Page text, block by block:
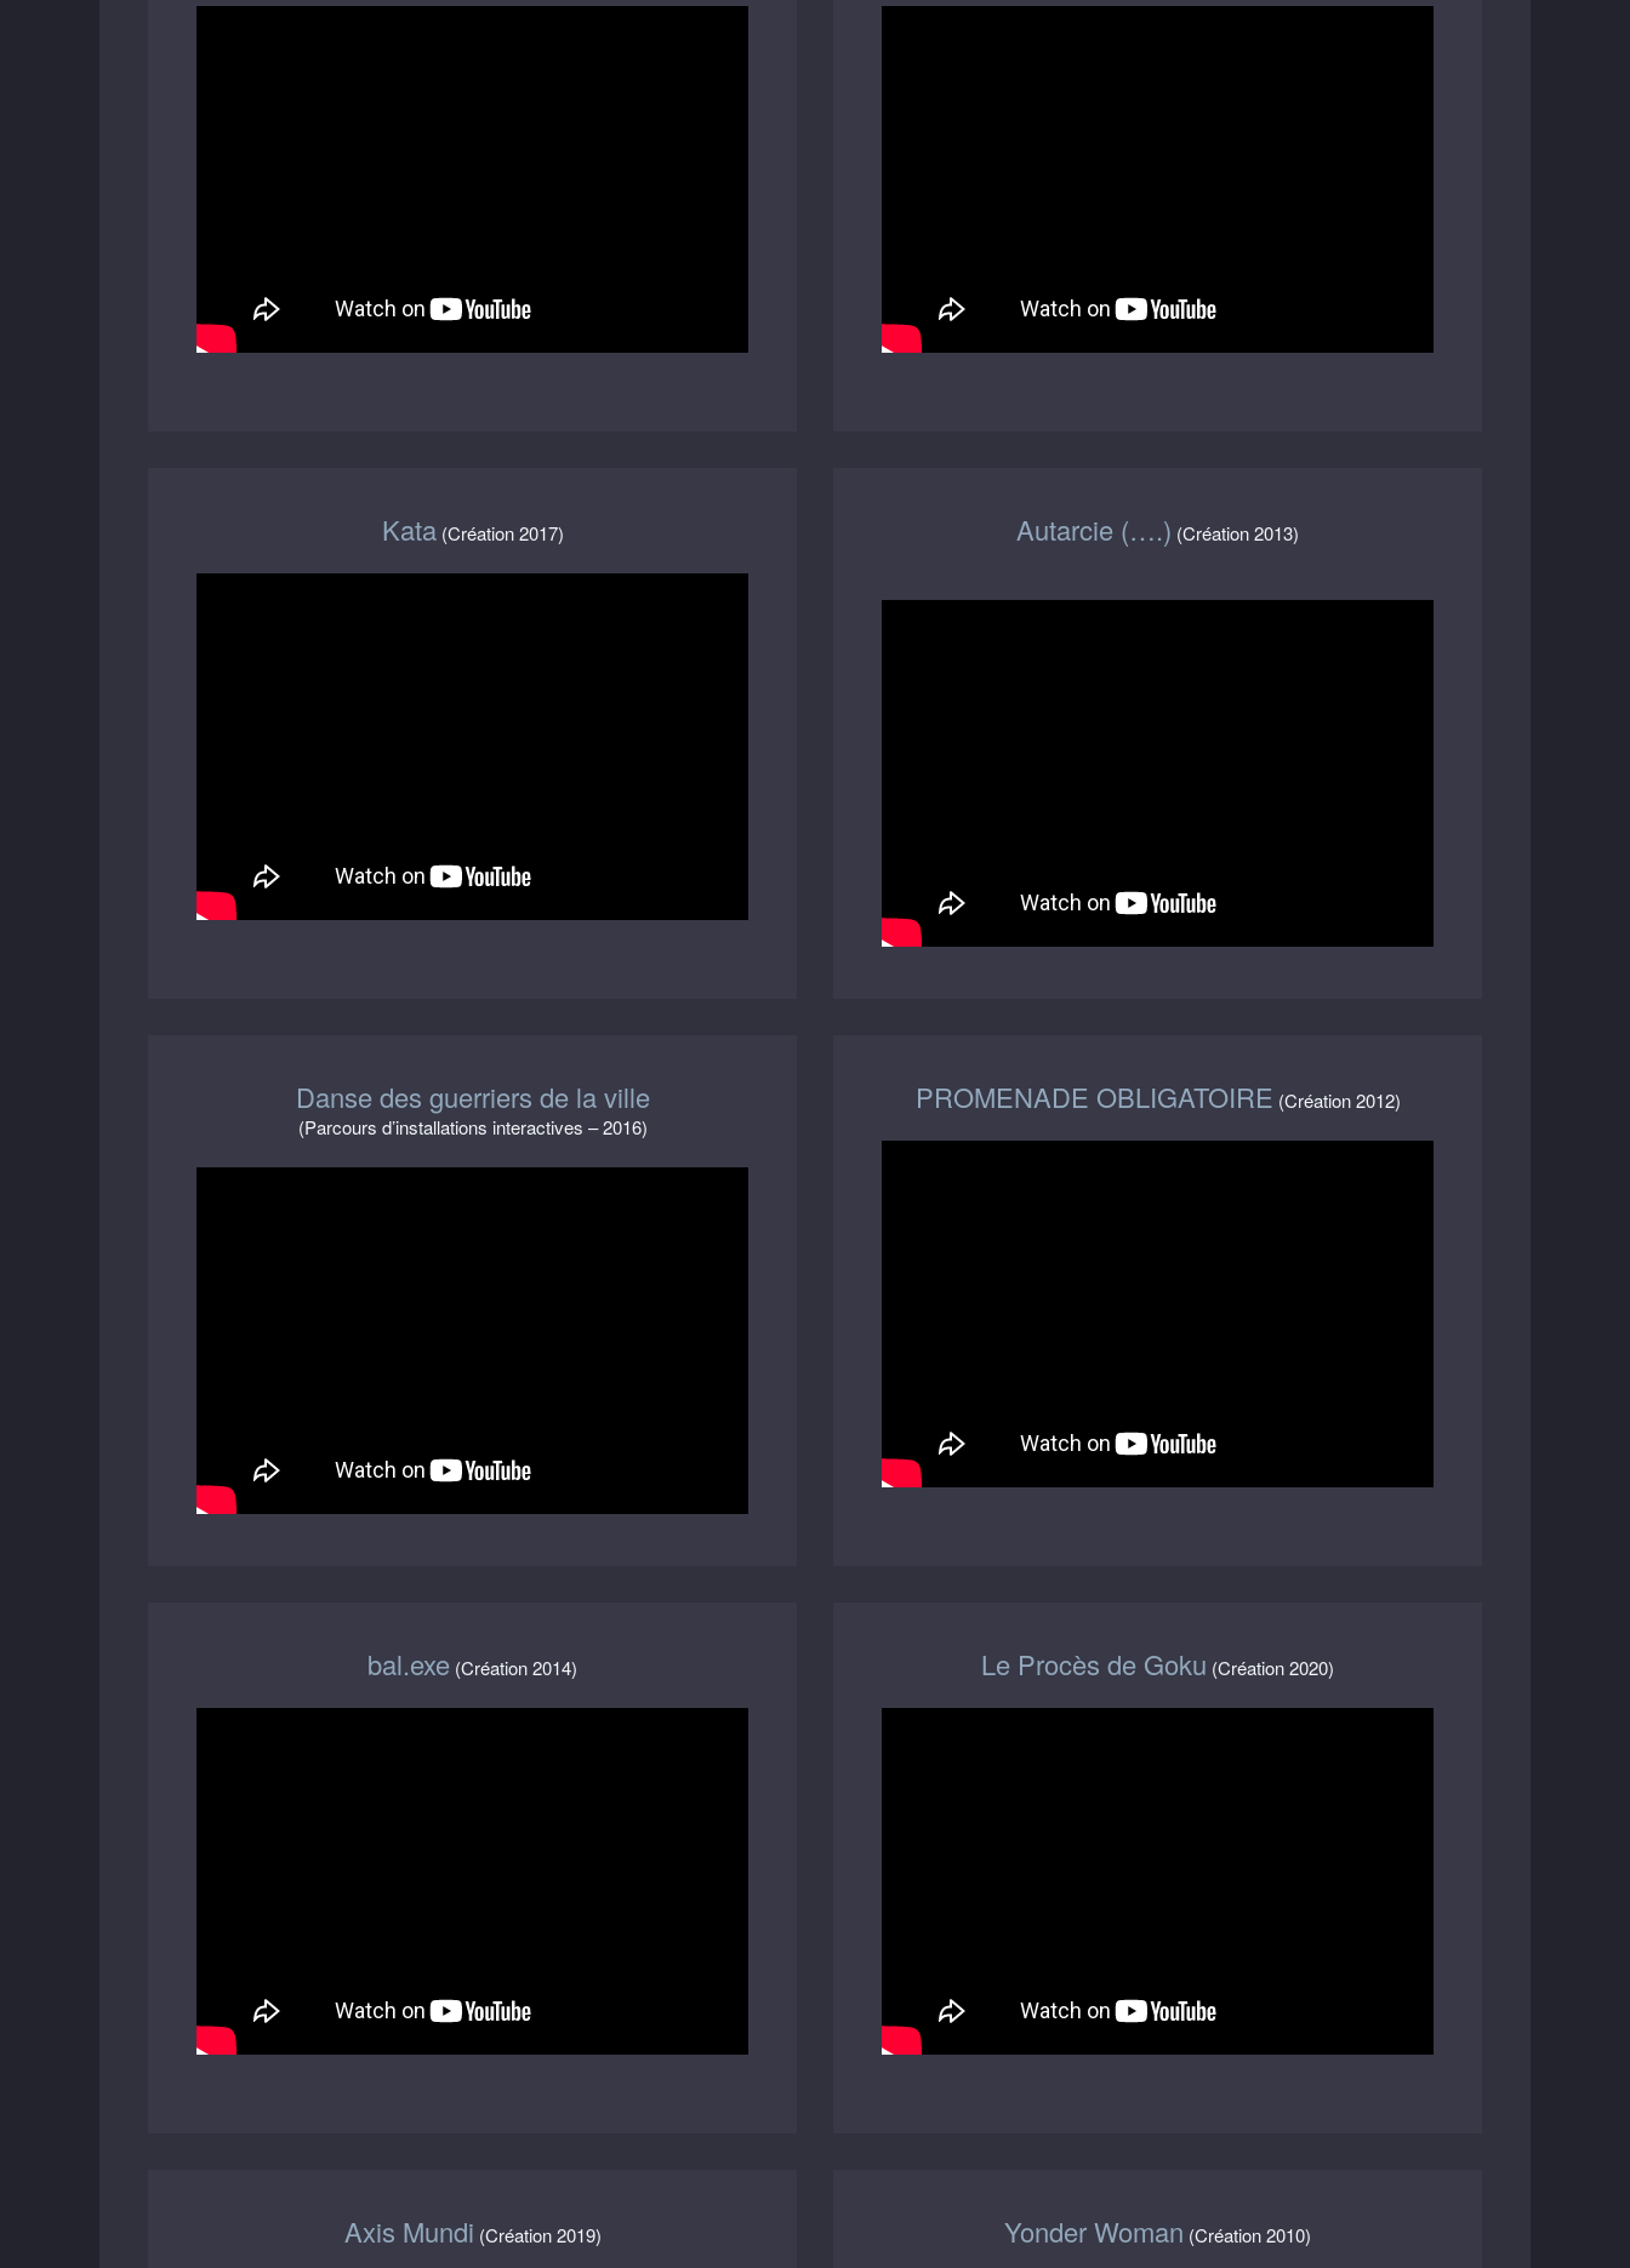
Kata(Création 2017) Autarcie (….) (Création 2013)
Danse des guerriers de la ville
(Parcours d’installations interactives – 2016)
PROMENADE OBLIGATOIRE (Création 2012)
bal.exe (Création 2014) Le Procès de Goku (Création 2020)
Axis Mundi (Création 2019) Yonder Woman (Création 2010)